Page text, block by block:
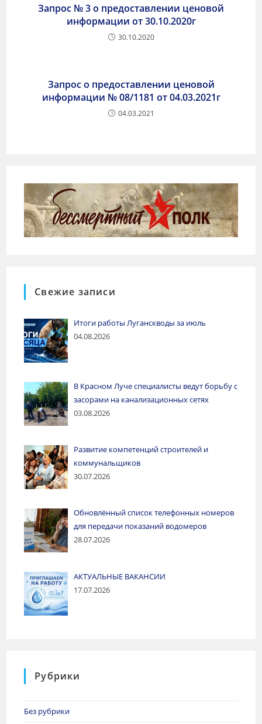
Запрос № 3 о предоставлении ценовой
информации от 30.10.2020г
30.10.2020
Запрос о предоставлении ценовой
информации № 08/1181 от 04.03.2021г
04.03.2021
Свежие записи
Итоги работы Луганскводы за июль
04.08.2026
В Красном Луче специалисты ведут борьбу с
засорами на канализационных сетях
03.08.2026
Развитие компетенций строителей и
коммунальщиков
30.07.2026
Обновлённый список телефонных номеров
для передачи показаний водомеров
28.07.2026
АКТУАЛЬНЫЕ ВАКАНСИИ
17.07.2026
Рубрики
Без рубрики